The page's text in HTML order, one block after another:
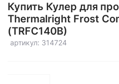
Купить Кулер для
Thermalright Frost
(TRFC140B)
артикул: 314724